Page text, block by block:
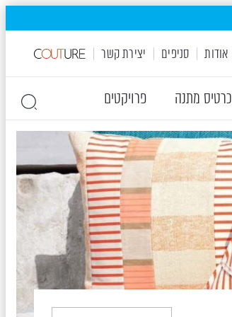
אודות סניפים יצירת קשר
כרטיס מתנה פרויקטים